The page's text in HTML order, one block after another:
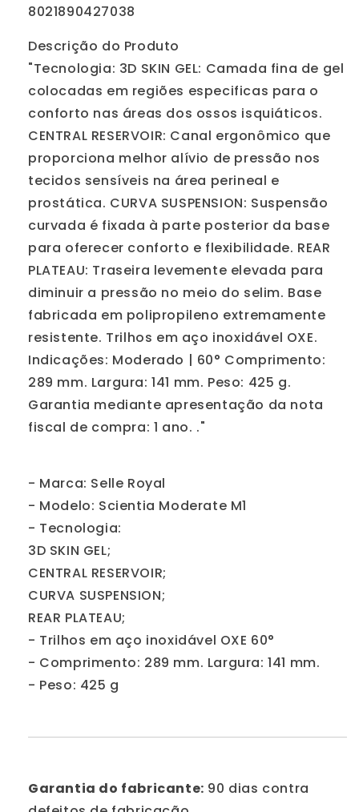
8021890427038
Descrição do Produto
"Tecnologia: 3D SKIN GEL: Camada fina de gel
colocadas em regiões especificas para o
conforto nas áreas dos ossos isquiáticos.
CENTRAL RESERVOIR: Canal ergonômico que
proporciona melhor alívio de pressão nos
tecidos sensíveis na área perineal e
prostática. CURVA SUSPENSION: Suspensão
curvada é fixada à parte posterior da base
para oferecer conforto e flexibilidade. REAR
PLATEAU: Traseira levemente elevada para
diminuir a pressão no meio do selim. Base
fabricada em polipropileno extremamente
resistente. Trilhos em aço inoxidável OXE.
Indicações: Moderado | 60° Comprimento:
289 mm. Largura: 141 mm. Peso: 425 g.
Garantia mediante apresentação da nota
fiscal de compra: 1 ano. ."
- Marca: Selle Royal
- Modelo: Scientia Moderate M1
- Tecnologia:
3D SKIN GEL;
CENTRAL RESERVOIR;
CURVA SUSPENSION;
REAR PLATEAU;
- Trilhos em aço inoxidável OXE 60°
- Comprimento: 289 mm. Largura: 141 mm.
- Peso: 425 g
Garantia do fabricante: 90 dias contra